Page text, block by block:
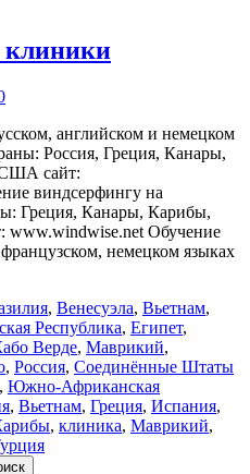
клиники
английском и немецком
Россия, Греция, Канары,
США сайт:
виндсерфингу на
Греция, Канары, Карибы,
Обучение
немецком языках
, Венесуэла, Вьетнам,
Республика, Египет,
Верде, Маврикий,
, Россия, Соединённые Штаты
, Южно-Африканская
, Вьетнам, Греция, Испания,
, клиника, Маврикий,